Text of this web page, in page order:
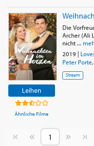
Leihen
Ähnliche Filme
Die
Archer (Ali
nicht ...
2019|
Peter Porte,
Stream
Vorherige Seite